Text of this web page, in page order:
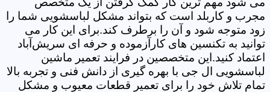
مجرب و کاربلد است که بتواند مشکل لباسشویی شما را
زود متوجه شود و آن را برطرف کند.برای این کار می
توانید به تکنسین های کارآزموده و حرفه ای سریش‌آباد
اعتماد کنید.این متخصصین در فرایند تعمیر ماشین
لباسشویی ال جی با بهره گیری از دانش فنی و تجربه بالا
تمام تلاش خود را برای تعمیر قطعات معیوب و مشکل